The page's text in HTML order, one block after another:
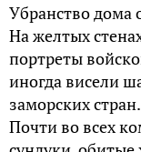
Убранство дома
На желтых
портреты
иногда висели
заморских
Почти во всех